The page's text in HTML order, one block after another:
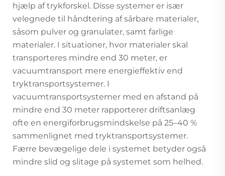
hjælp af trykforskel. Disse systemer er især
velegnede til håndtering af sårbare materialer,
såsom pulver og granulater, samt farlige
materialer. I situationer, hvor materialer skal
transporteres mindre end 30 meter, er
vacuumtransport mere energieffektiv end
tryktransportsystemer. I
vacuumtransportsystemer med en afstand på
mindre end 30 meter rapporterer driftsanlæg
ofte en energiforbrugsmindskelse på 25–40 %
sammenlignet med tryktransportsystemer.
Færre bevægelige dele i systemet betyder også
mindre slid og slitage på systemet som helhed.